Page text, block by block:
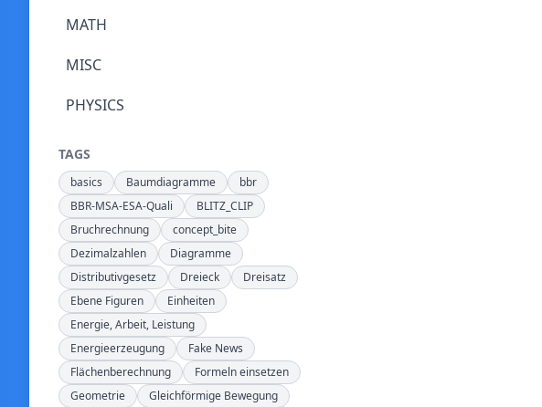
MATH
MISC
PHYSICS
TAGS
basics Baumdiagramme
bbr
BBR-MSA-ESA-Quali
BLITZ_CLIP
Bruchrechnung
concept_bite
Dezimalzahlen
Diagramme
Distributivgesetz
Dreieck
Dreisatz
Ebene Figuren
Einheiten
Energie, Arbeit, Leistung
Energieerzeugung
Fake News
Flächenberechnung
Formeln einsetzen
Geometrie
Gleichförmige Bewegung